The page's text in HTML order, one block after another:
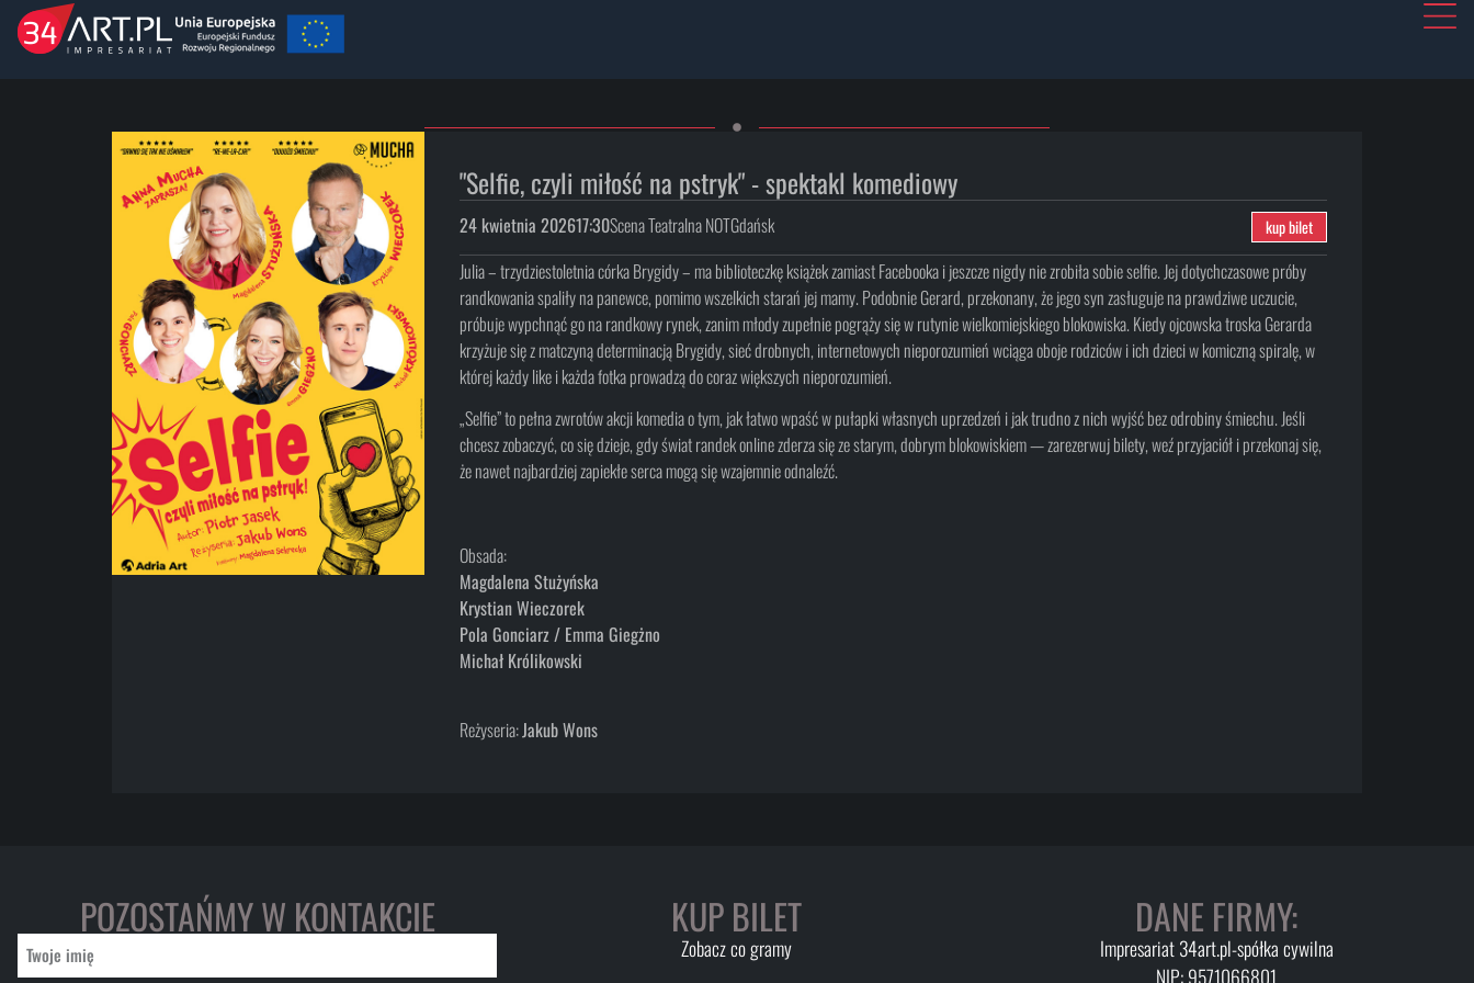
"Selfie, czyli miłość na pstryk" - spektakl komediowy
24 kwietnia 202617:30Scena Teatralna NOTGdańsk kup bilet
Julia – trzydziestoletnia córka Brygidy – ma biblioteczkę książek zamiast Facebooka i jeszcze nigdy nie zrobiła sobie selfie. Jej dotychczasowe próby
randkowania spaliły na panewce, pomimo wszelkich starań jej mamy. Podobnie Gerard, przekonany, że jego syn zasługuje na prawdziwe uczucie,
próbuje wypchnąć go na randkowy rynek, zanim młody zupełnie pogrąży się w rutynie wielkomiejskiego blokowiska. Kiedy ojcowska troska Gerarda
krzyżuje się z matczyną determinacją Brygidy, sieć drobnych, internetowych nieporozumień wciąga oboje rodziców i ich dzieci w komiczną spiralę, w
której każdy like i każda fotka prowadzą do coraz większych nieporozumień.
„Selfie” to pełna zwrotów akcji komedia o tym, jak łatwo wpaść w pułapki własnych uprzedzeń i jak trudno z nich wyjść bez odrobiny śmiechu. Jeśli
chcesz zobaczyć, co się dzieje, gdy świat randek online zderza się ze starym, dobrym blokowiskiem — zarezerwuj bilety, weź przyjaciół i przekonaj się,
że nawet najbardziej zapiekłe serca mogą się wzajemnie odnaleźć.
Obsada:
Magdalena Stużyńska
Krystian Wieczorek
Pola Gonciarz / Emma Giegżno
Michał Królikowski
Reżyseria:Jakub Wons
POZOSTAŃMY W KONTAKCIE KUP BILET
Zobacz co gramy
DANE FIRMY:
Impresariat 34art.pl-spółka cywilna
NIP: 9571066801